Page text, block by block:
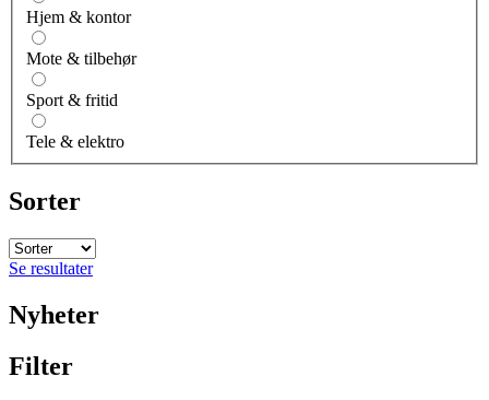
Hjem & kontor
Mote & tilbehør
Sport & fritid
Tele & elektro
Sorter
Se resultater
Nyheter
Filter